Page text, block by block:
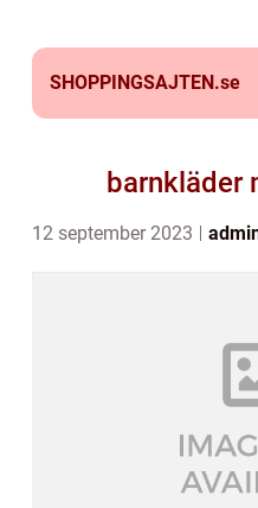
SHOPPINGSAJTEN.se
barnkläder
12 september 2023